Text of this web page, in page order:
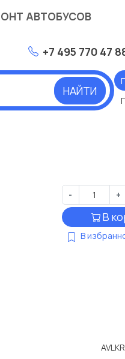
АВТОБУСОВ
+7 495 770 47
НАЙТИ
- +
В
В